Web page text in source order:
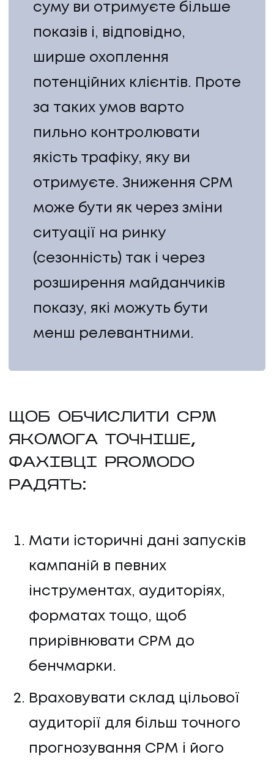
суму ви отримуєте більше
показів і, відповідно,
ширше охоплення
потенційних клієнтів. Проте
за таких умов варто
пильно контролювати
якість трафіку, яку ви
отримуєте. Зниження СРМ
може бути як через зміни
ситуації на ринку
(сезонність) так і через
розширення майданчиків
показу, які можуть бути
менш релевантними.
ЩОБ ОБЧИСЛИТИ CPM
ЯКОМОГА ТОЧНІШЕ,
ФАХІВЦІ PROMODO
РАДЯТЬ:
Мати історичні дані запусків
кампаній в певних
інструментах, аудиторіях,
форматах тощо, щоб
прирівнювати СРМ до
бенчмарки.
Враховувати склад цільової
аудиторії для більш точного
прогнозування СРМ і його
КАР'ЄРА
КАР'ЄРА
БЛОГ
БЛОГ
КЛІЄНТИ
КЛІЄНТИ
КОНТАКТИ
ПРО НАС